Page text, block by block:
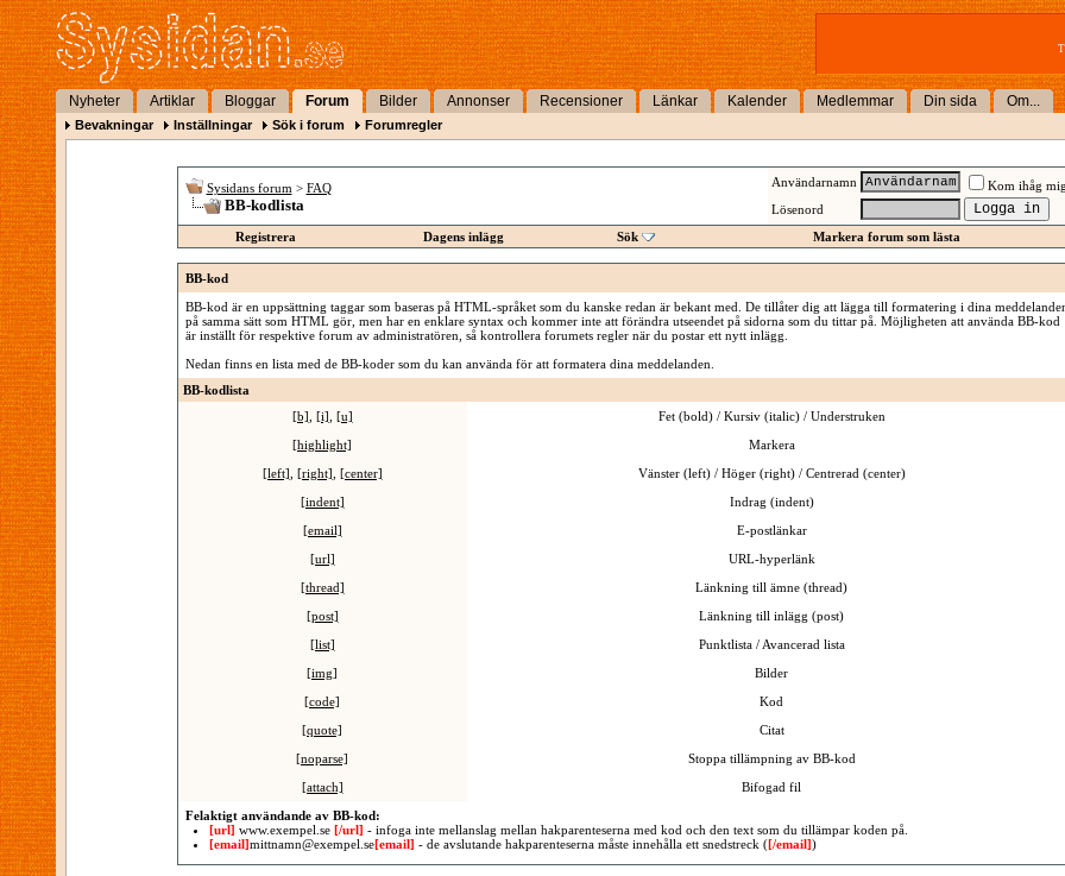
Nyheter Artiklar Bloggar Forum Bilder Annonser Recensioner Länkar Kalender Medlemmar Din sida Om...
Bevakningar Inställningar Sök i forum Forumregler
Sysidans forum > FAQ
BB-kodlista
Användarnamn
Kom ihåg
Lösenord
Registrera
Dagens inlägg Sök Markera forum som lästa
BB-kod
BB-kod är en uppsättning taggar som baseras på HTML-språket som du kanske redan är bekant med. De tillåter dig att lägga till formatering i dina
på samma sätt som HTML gör, men har en enklare syntax och kommer inte att förändra utseendet på sidorna som du tittar på. Möjligheten att använda BB-kod
är inställt för respektive forum av administratören, så kontrollera forumets regler när du postar ett nytt inlägg.
Nedan finns en lista med de BB-koder som du kan använda för att formatera dina meddelanden.
BB-kodlista
[b] [i] [u]
Fet (bold) / Kursiv (italic) / Understruken
[highlight]
Markera
[left] [right] [center]
Vänster (left) / Höger (right) / Centrerad (center)
[indent]
Indrag (indent)
[email]
E-postlänkar
[url]
URL-hyperlänk
[thread]
Länkning till ämne (thread)
[post]
Länkning till inlägg (post)
[list]
Punktlista / Avancerad lista
[img]
Bilder
[code]
Kod
[quote]
Citat
[noparse]
Stoppa tillämpning av BB-kod
[attach]
Bifogad fil
Felaktigt användande av BB-kod:
[url] www.exempel.se [/url] - infoga inte mellanslag mellan hakparenteserna med kod och den text som du tillämpar koden på.
[email]mittnamn@exempel.se[email] - de avslutande hakparenteserna måste innehålla ett snedstreck ([/email])